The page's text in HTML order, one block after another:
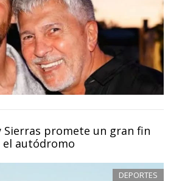
Sierras promete un gran fin
el autódromo
DEPORTES